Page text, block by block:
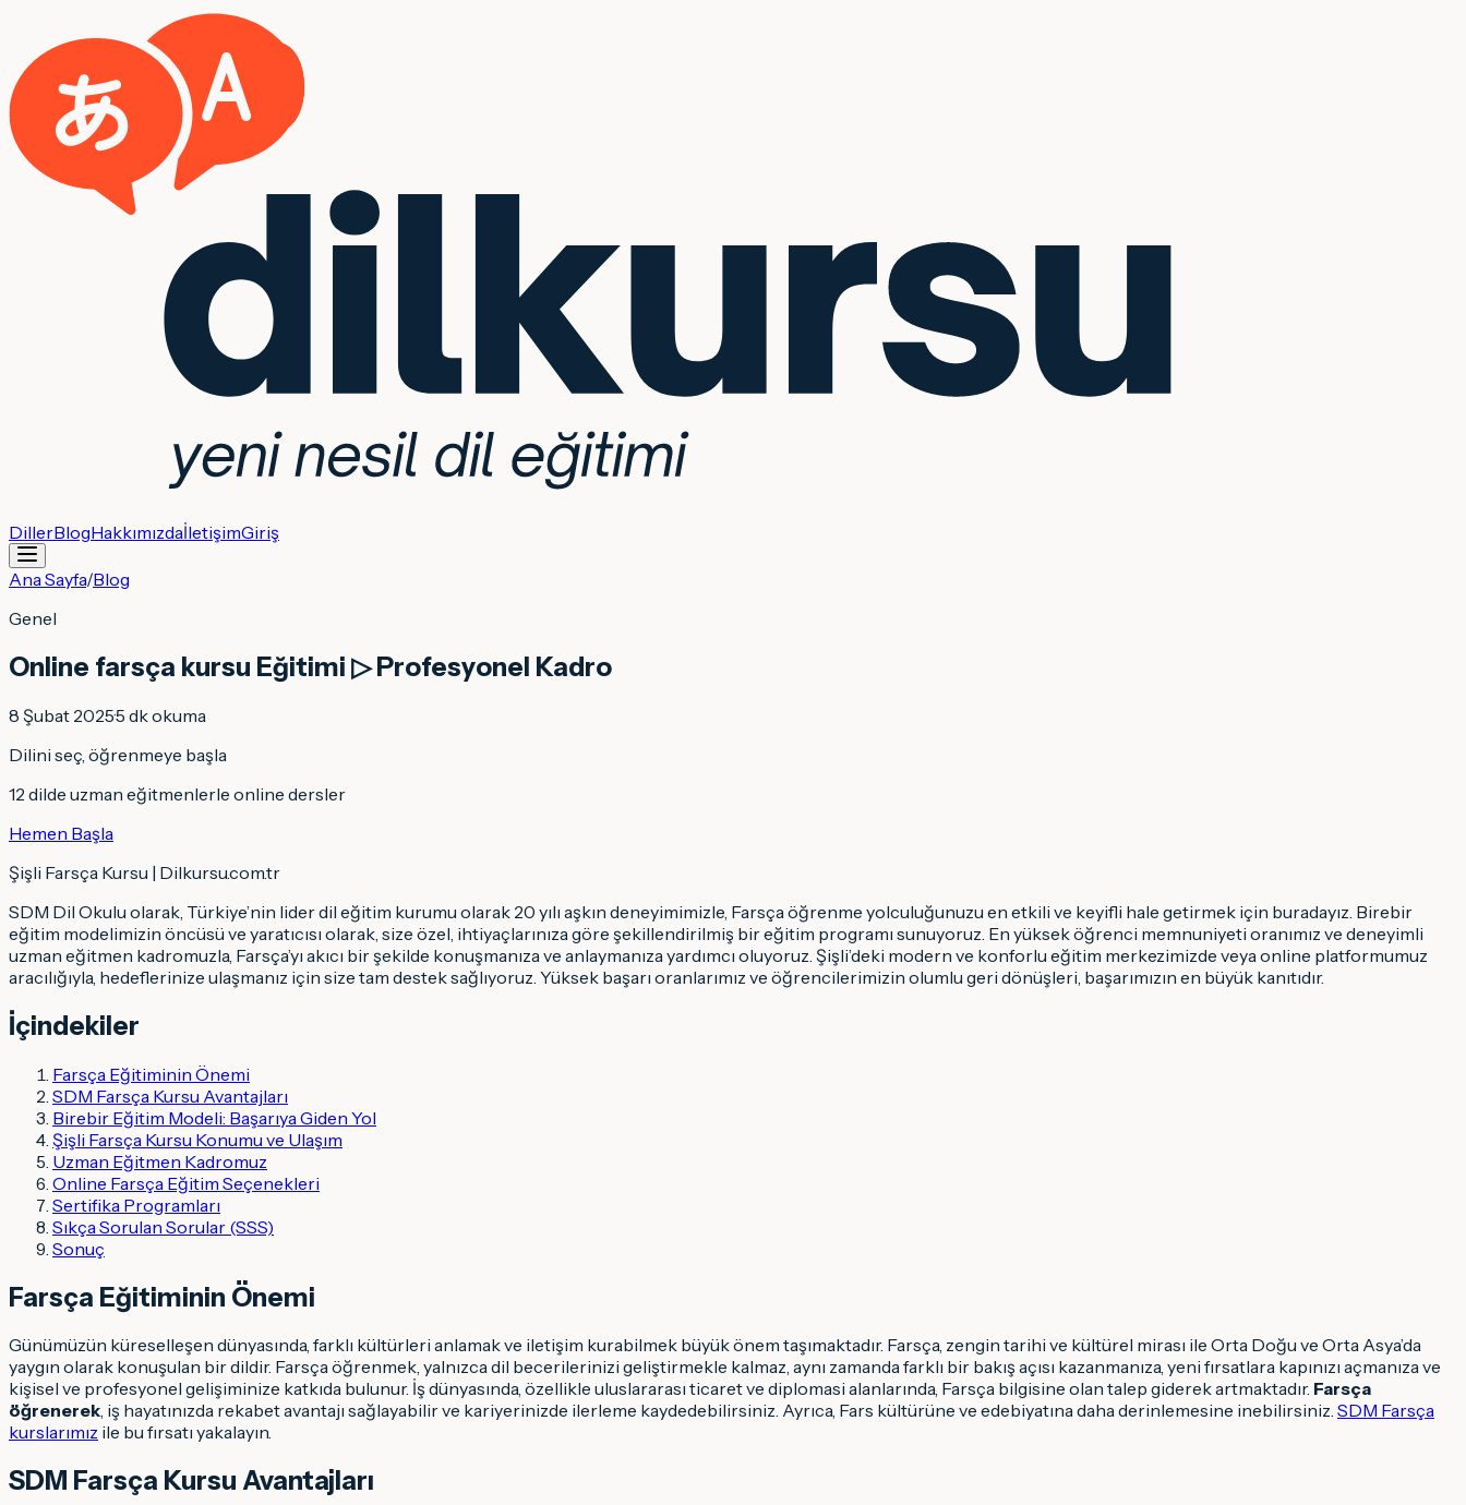
DillerBlogHakkımızdaİletişimGiriş
Ana Sayfa/Blog
Genel
Online farsça kursu Eğitimi ▷ Profesyonel Kadro
8 Şubat 2025·5 dk okuma
Dilini seç, öğrenmeye başla
12 dilde uzman eğitmenlerle online dersler
Hemen Başla
Şişli Farsça Kursu | Dilkursu.com.tr
SDM Dil Okulu olarak, Türkiye’nin lider dil eğitim kurumu olarak 20 yılı aşkın deneyimimizle, Farsça öğrenme yolculuğunuzu en etkili ve keyifli hale getirmek için buradayız. Birebir
eğitim modelimizin öncüsü ve yaratıcısı olarak, size özel, ihtiyaçlarınıza göre şekillendirilmiş bir eğitim programı sunuyoruz. En yüksek öğrenci memnuniyeti oranımız ve deneyimli
uzman eğitmen kadromuzla, Farsça’yı akıcı bir şekilde konuşmanıza ve anlaymanıza yardımcı oluyoruz. Şişli’deki modern ve konforlu eğitim merkezimizde veya online platformumuz
aracılığıyla, hedeflerinize ulaşmanız için size tam destek sağlıyoruz. Yüksek başarı oranlarımız ve öğrencilerimizin olumlu geri dönüşleri, başarımızın en büyük kanıtıdır.
İçindekiler
Farsça Eğitiminin Önemi
SDM Farsça Kursu Avantajları
Birebir Eğitim Modeli: Başarıya Giden Yol
Şişli Farsça Kursu Konumu ve Ulaşım
Uzman Eğitmen Kadromuz
Online Farsça Eğitim Seçenekleri
Sertifika Programları
Sıkça Sorulan Sorular (SSS)
Sonuç
Farsça Eğitiminin Önemi
Günümüzün küreselleşen dünyasında, farklı kültürleri anlamak ve iletişim kurabilmek büyük önem taşımaktadır. Farsça, zengin tarihi ve kültürel mirası ile Orta Doğu ve Orta Asya’da
yaygın olarak konuşulan bir dildir. Farsça öğrenmek, yalnızca dil becerilerinizi geliştirmekle kalmaz, aynı zamanda farklı bir bakış açısı kazanmanıza, yeni fırsatlara kapınızı açmanıza ve
kişisel ve profesyonel gelişiminize katkıda bulunur. İş dünyasında, özellikle uluslararası ticaret ve diplomasi alanlarında, Farsça bilgisine olan talep giderek artmaktadır. Farsça
öğrenerek, iş hayatınızda rekabet avantajı sağlayabilir ve kariyerinizde ilerleme kaydedebilirsiniz. Ayrıca, Fars kültürüne ve edebiyatına daha derinlemesine inebilirsiniz. SDM Farsça
kurslarımız ile bu fırsatı yakalayın.
SDM Farsça Kursu Avantajları